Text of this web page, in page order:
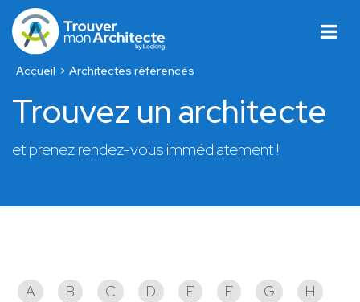
Accueil Architectes référencés
Trouvez un architecte
et prenez rendez-vous immédiatement !
A B C D E F G
H